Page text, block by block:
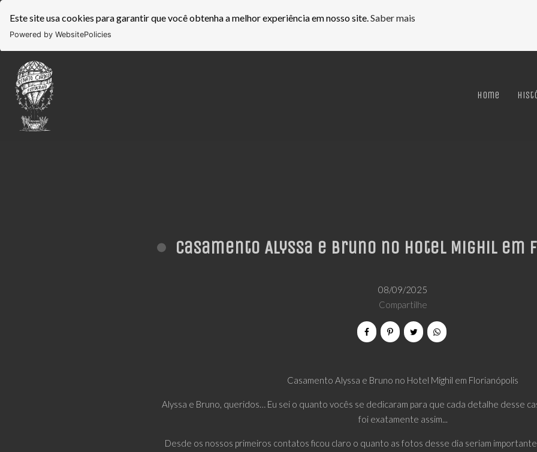
Este site usa cookies para garantir que você obtenha a melhor experiência em nosso site. Saber mais
Powered by WebsitePolicies
Home
Casamento Alyssa e Bruno no Hotel Mighil em
08/09/2025
Compartilhe
Casamento Alyssa e Bruno no Hotel Mighil em Florianópolis
Alyssa e Bruno, queridos… Eu sei o quanto vocês se dedicaram para que cada detalhe desse
foi exatamente assim...
Desde os nossos primeiros contatos ficou claro o quanto as fotos desse dia seriam